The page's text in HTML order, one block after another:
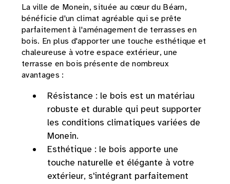
La ville de Monein, située au cœur du Béarn,
bénéficie d'un climat agréable qui se prête
parfaitement à l'aménagement de terrasses en
bois. En plus d'apporter une touche esthétique et
chaleureuse à votre espace extérieur, une
terrasse en bois présente de nombreux
avantages :
Résistance : le bois est un matériau
robuste et durable qui peut supporter
les conditions climatiques variées de
Monein.
Esthétique : le bois apporte une
touche naturelle et élégante à votre
extérieur, s'intégrant parfaitement